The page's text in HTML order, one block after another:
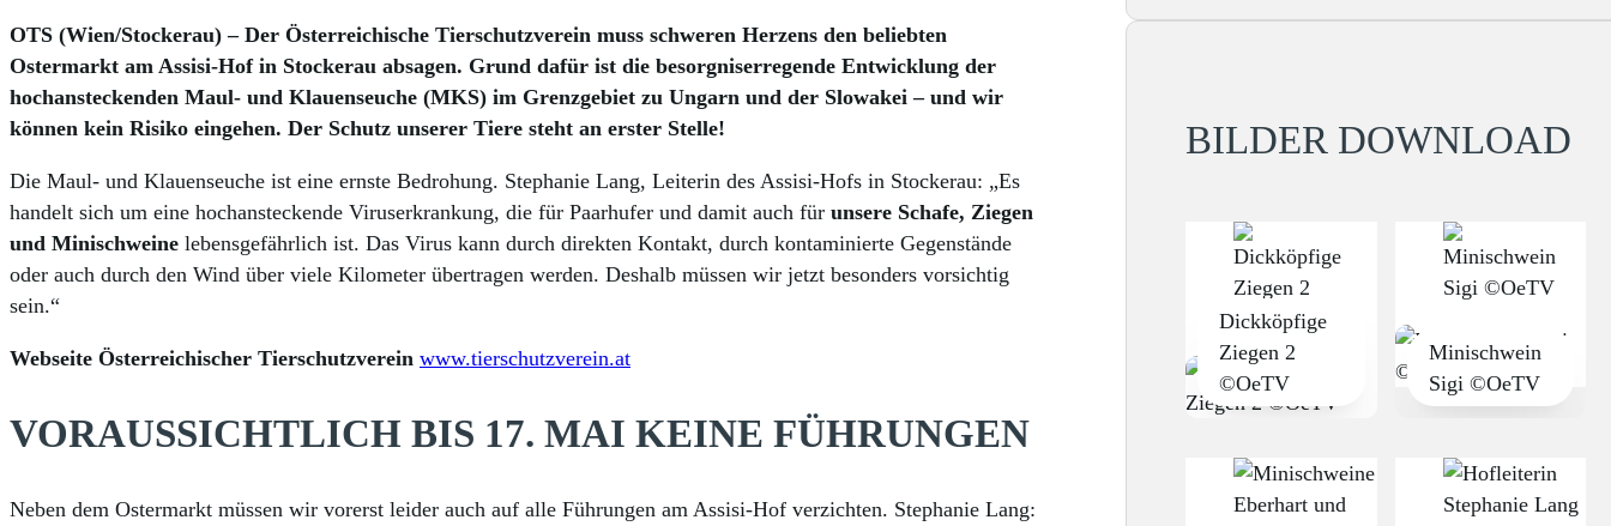
OTS (Wien/Stockerau) – Der Österreichische Tierschutzverein muss schweren Herzens den beliebten
Ostermarkt am Assisi-Hof in Stockerau absagen. Grund dafür ist die besorgniserregende Entwicklung der
hochansteckenden Maul- und Klauenseuche (MKS) im Grenzgebiet zu Ungarn und der Slowakei – und wir
können kein Risiko eingehen. Der Schutz unserer Tiere steht an erster Stelle!
Die Maul- und Klauenseuche ist eine ernste Bedrohung. Stephanie Lang, Leiterin des Assisi-Hofs in Stockerau: „Es
handelt sich um eine hochansteckende Viruserkrankung, die für Paarhufer und damit auch für unsere Schafe, Ziegen
und Minischweine lebensgefährlich ist. Das Virus kann durch direkten Kontakt, durch kontaminierte Gegenstände
oder auch durch den Wind über viele Kilometer übertragen werden. Deshalb müssen wir jetzt besonders vorsichtig
sein.“
Webseite Österreichischer Tierschutzverein www.tierschutzverein.at
VORAUSSICHTLICH BIS 17. MAI KEINE FÜHRUNGEN
Neben dem Ostermarkt müssen wir vorerst leider auch auf alle Führungen am Assisi-Hof verzichten. Stephanie Lang:
BILDER DOWNLOAD
Dickköpfige
Ziegen 2
©OeTV
Minischwein
Sigi ©OeTV